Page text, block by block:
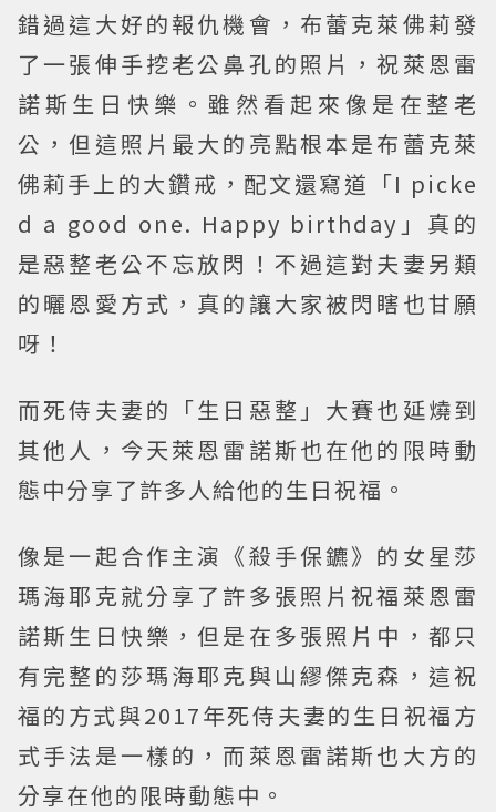
錯過這大好的報仇機會，布蕾克萊佛莉發
了一張伸手挖老公鼻孔的照片，祝萊恩雷
諾斯生日快樂。雖然看起來像是在整老
公，但這照片最大的亮點根本是布蕾克萊
佛莉手上的大鑽戒，配文還寫道「I picke
d a good one. Happy birthday」真的
是惡整老公不忘放閃！不過這對夫妻另類
的曬恩愛方式，真的讓大家被閃瞎也甘願
呀！
而死侍夫妻的「生日惡整」大賽也延燒到
其他人，今天萊恩雷諾斯也在他的限時動
態中分享了許多人給他的生日祝福。
像是一起合作主演《殺手保鑣》的女星莎
瑪海耶克就分享了許多張照片祝福萊恩雷
諾斯生日快樂，但是在多張照片中，都只
有完整的莎瑪海耶克與山繆傑克森，這祝
福的方式與2017年死侍夫妻的生日祝福方
式手法是一樣的，而萊恩雷諾斯也大方的
分享在他的限時動態中。